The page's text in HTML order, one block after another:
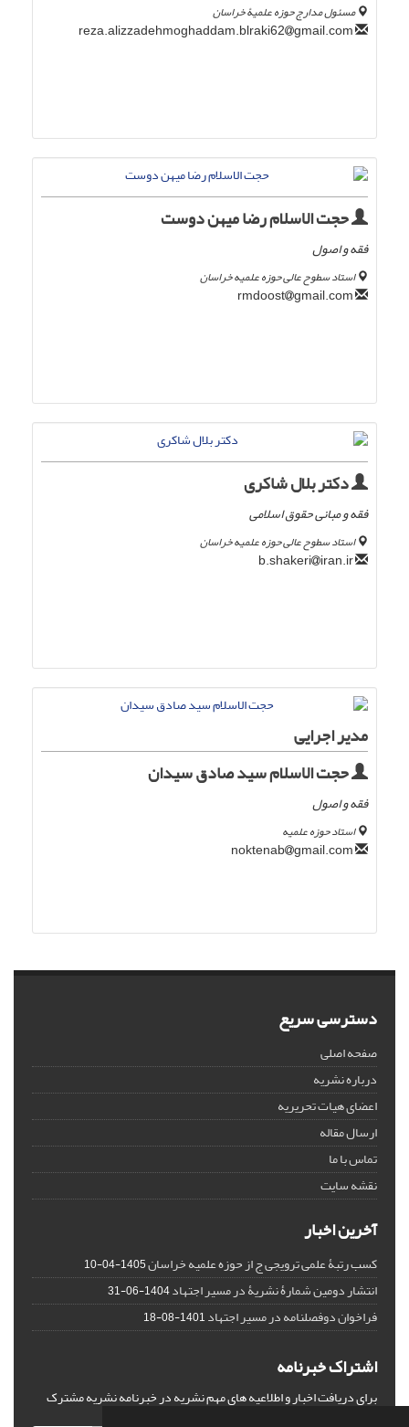
مسئول مدارج حوزه علمیۀ خراسان
gmail.com
حجت الاسلام رضا میهن دوست
فقه و اصول
استاد سطوح عالی حوزه علمیه خراسان
gmail.com
دکتر بلال شاکری
فقه و مبانی حقوق اسلامی
استاد سطوح عالی حوزه علمیه خراسان
iran.ir
مدیر اجرایی
حجت الاسلام سید صادق سیدان
فقه و اصول
استاد حوزه علمیه
gmail.com
دسترسی سریع
صفحه اصلی
درباره نشریه
اعضای هیات تحریریه
ارسال مقاله
تماس با ما
نقشه سایت
آخرین اخبار
کسب رتبۀ علمی ترویجی ج از حوزه علمیه خراسان1405-04-10
انتشار دومین شمارۀ نشریۀ در مسیر اجتهاد1404-06-31
فراخوان دوفصلنامه در مسیر اجتهاد1401-08-18
اشتراک خبرنامه
برای دریافت اخبار و اطلاعیه های مهم نشریه در خبرنامه نشریه مشترک